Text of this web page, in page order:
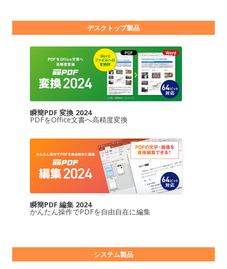
デスクトップ製品
瞬簡PDF 変換 2024
PDFをOffice文書へ高精度変換
瞬簡PDF 編集 2024
かんたん操作でPDFを自由自在に編集
システム製品